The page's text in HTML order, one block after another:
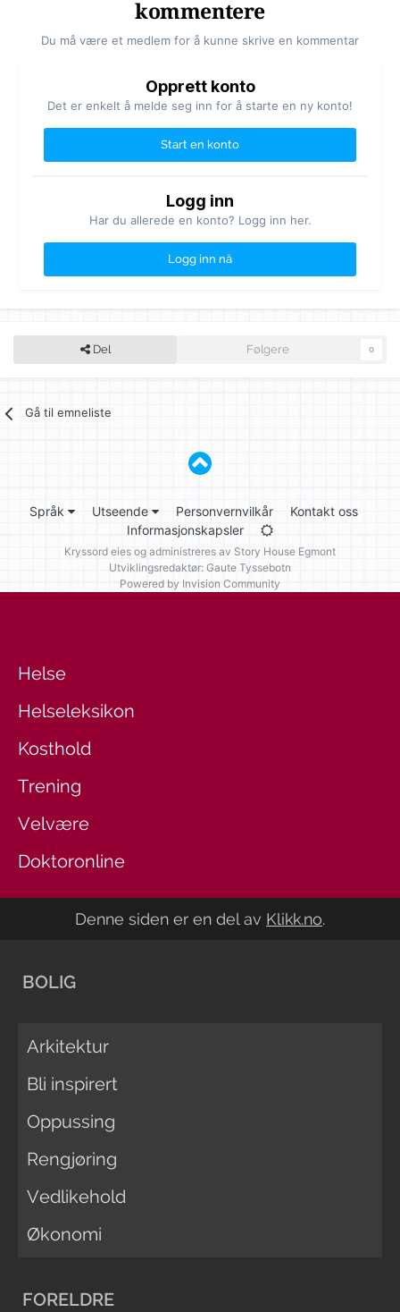
kommentere
Du må være et medlem for å kunne skrive en kommentar
Opprett konto
Det er enkelt å melde seg inn for å starte en ny konto!
Start en konto
Logg inn
Har du allerede en konto? Logg inn her.
Logg inn nå
Del Følgere 0
Gå til emneliste
Språk Utseende Personvernvilkår
Kontakt oss
Informasjonskapsler
Kryssord eies og administreres av Story House Egmont
Utviklingsredaktør: Gaute Tyssebotn
Powered by Invision Community
Helse
Helseleksikon
Kosthold
Trening
Velvære
Doktoronline
Denne siden er en del av Klikk.no.
BOLIG
Arkitektur
Bli inspirert
Oppussing
Rengjøring
Vedlikehold
Økonomi
FORELDRE